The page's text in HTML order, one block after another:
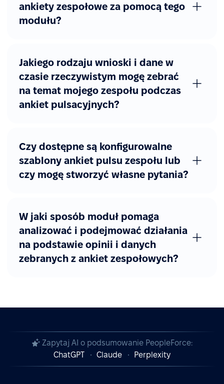
ankiety zespołowe za pomocą tego
modułu?
Jakiego rodzaju wnioski i dane w
czasie rzeczywistym mogę zebrać
na temat mojego zespołu podczas
ankiet pulsacyjnych?
Czy dostępne są konfigurowalne
szablony ankiet pulsu zespołu lub
czy mogę stworzyć własne pytania?
W jaki sposób moduł pomaga
analizować i podejmować działania
na podstawie opinii i danych
zebranych z ankiet zespołowych?
Zapytaj AI o podsumowanie PeopleForce:
ChatGPT
Claude Perplexity